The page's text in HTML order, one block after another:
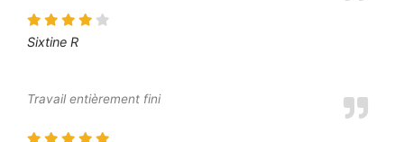
Sixtine R
Travail entièrement fini